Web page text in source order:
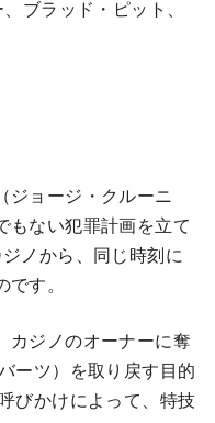
ブラッド・ピット、
（ジョージ・クルーニ
もない犯罪計画を立て
ノから、同じ時刻に
す。
カジノのオーナーに奪
ーツ）を取り戻す目的
びかけによって、特技